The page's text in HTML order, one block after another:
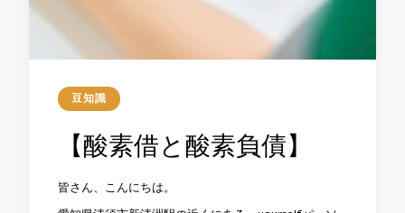
豆知識
【酸素借と酸素負債】
皆さん、こんにちは。